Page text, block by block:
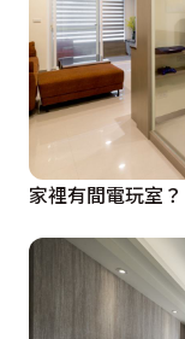
家裡有間電玩室